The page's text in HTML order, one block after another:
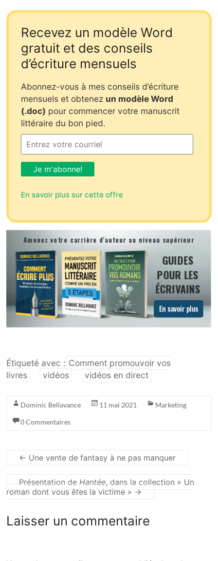
Recevez un modèle Word
gratuit et des conseils
d’écriture mensuels
Abonnez-vous à mes conseils d’écriture
mensuels et obtenez un modèle Word
(.doc) pour commencer votre manuscrit
littéraire du bon pied.
En savoir plus sur cette offre
Étiqueté avec : Comment promouvoir vos
livres
vidéos vidéos en direct
Dominic Bellavance 11 mai 2021 Marketing
0 Commentaires
← Une vente de fantasy à ne pas manquer
Présentation deHantée, dans la collection « Un
roman dont vous êtes la victime » →
Laisser un commentaire